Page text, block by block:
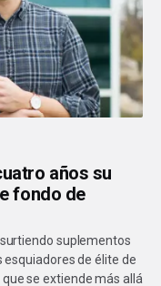
años su
fondo de
suplementos
de élite de
se extiende más allá